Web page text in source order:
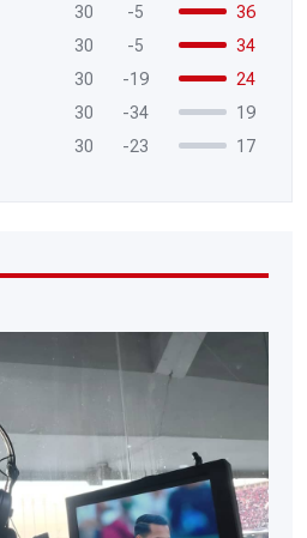
30 -5
36
30 -5
34
30 -19
24
30 -34
19
30 -23 17